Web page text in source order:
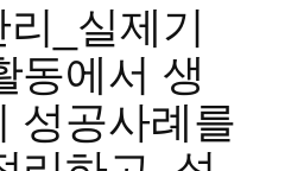
_실제기
동에서 생
성공사례를